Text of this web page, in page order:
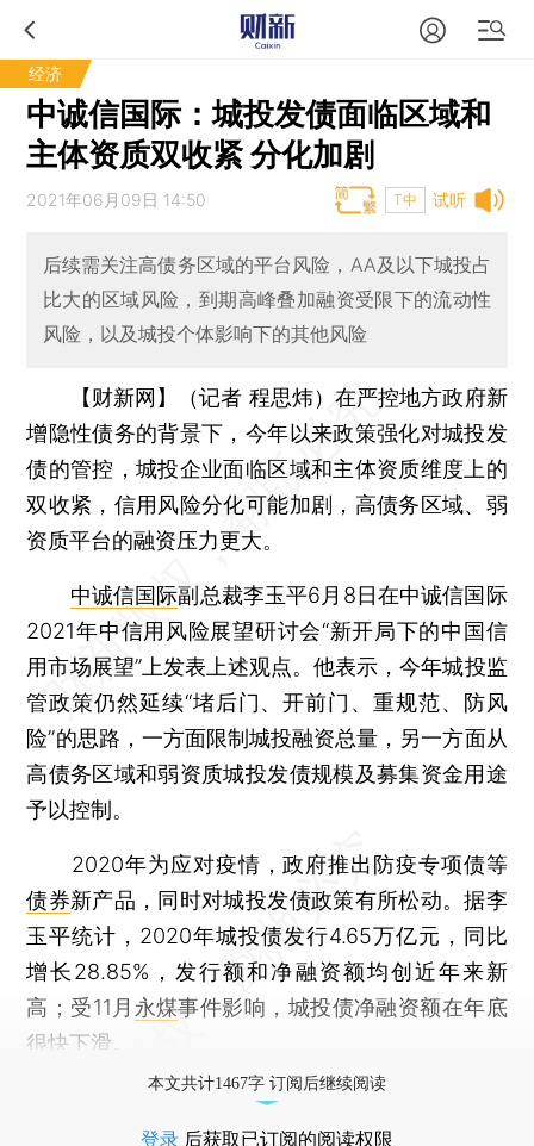
经济
中诚信国际：城投发债面临区域和
主体资质双收紧 分化加剧
试听
2021年06月09日 14:50 T中
后续需关注高债务区域的平台风险，AA及以下城投占
比大的区域风险，到期高峰叠加融资受限下的流动性
风险，以及城投个体影响下的其他风险
【财新网】（记者 程思炜） 在严控地方政府新
增隐性债务的背景下，今年以来政策强化对城投发
债的管控，城投企业面临区域和主体资质维度上的
双收紧，信用风险分化可能加剧，高债务区域、弱
资质平台的融资压力更大。
中诚信国际副总裁李玉平6月8日在中诚信国际
2021年中信用风险展望研讨会“新开局下的中国信
用市场展望”上发表上述观点。他表示，今年城投监
管政策仍然延续“堵后门、开前门、重规范、防风
险”的思路，一方面限制城投融资总量，另一方面从
高债务区域和弱资质城投发债规模及募集资金用途
予以控制。
2020年为应对疫情，政府推出防疫专项债等
债券新产品，同时对城投发债政策有所松动。据李
玉平统计，2020年城投债发行4.65万亿元，同比
增长28.85%，发行额和净融资额均创近年来新
高；受11月 永煤事件影响，城投债净融资额在年底
很快下滑。
本文共计1467字 订阅后继续阅读
登录 后获取已订阅的阅读权限